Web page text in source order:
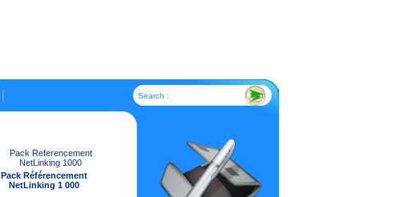
Search :
Pack Référencement
NetLinking 1 000